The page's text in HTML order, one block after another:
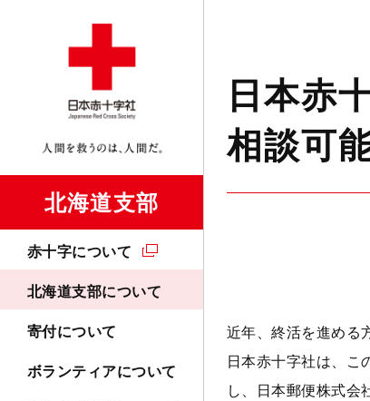
北海道支部
赤十字について
北海道支部について
寄付について
ボランティアについて
日本赤
相談可
近年、終活を進める
日本赤十字社は、こ
し、日本郵便株式